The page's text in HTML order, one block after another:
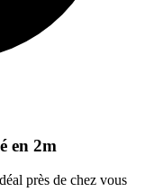
en 2m
près de chez vous